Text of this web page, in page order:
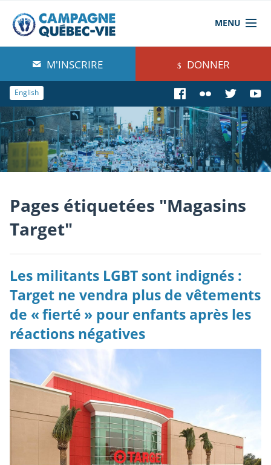
MENU
À propos de nous
Blog
Comprendre
Agir
Boutique
M'INSCRIRE DONNER
English
Pages étiquetées "Magasins
Target"
Les militants LGBT sont indignés :
Target ne vendra plus de vêtements
de « fierté » pour enfants après les
réactions négatives